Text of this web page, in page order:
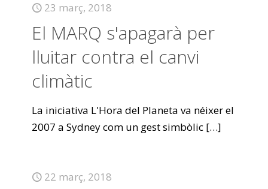
23 març, 2018
El MARQ s'apagarà per
lluitar contra el canvi
climàtic
La iniciativa L'Hora del Planeta va néixer el
2007 a Sydney com un gest simbòlic […]
22 març, 2018